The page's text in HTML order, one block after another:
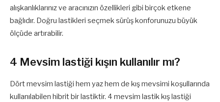
alışkanlıklarınız ve aracınızın özellikleri gibi birçok etkene
bağlıdır. Doğru lastikleri seçmek sürüş konforunuzu büyük
ölçüde artırabilir.
4 Mevsim lastiği kışın kullanılır mı?
Dört mevsim lastiği hem yaz hem de kış mevsimi koşullarında
kullanılabilen hibrit bir lastiktir. 4 mevsim lastik kış lastiği